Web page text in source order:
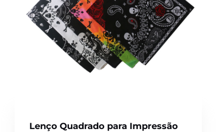
Lenço Quadrado para Impressão